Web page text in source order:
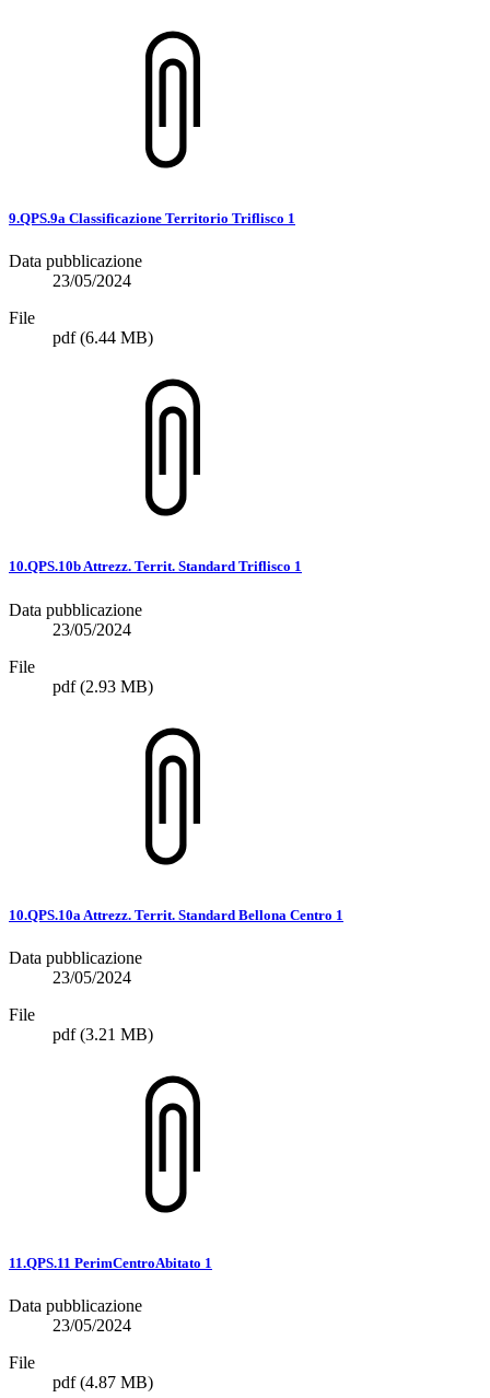
9.QPS.9a Classificazione Territorio Triflisco 1
Data pubblicazione
23/05/2024
File
pdf(6.44 MB)
10.QPS.10b Attrezz. Territ. Standard Triflisco 1
Data pubblicazione
23/05/2024
File
pdf(2.93 MB)
10.QPS.10a Attrezz. Territ. Standard Bellona Centro 1
Data pubblicazione
23/05/2024
File
pdf(3.21 MB)
11.QPS.11 PerimCentroAbitato 1
Data pubblicazione
23/05/2024
File
pdf(4.87 MB)